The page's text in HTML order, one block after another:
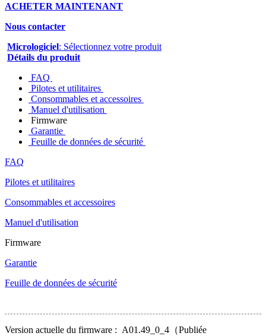
ACHETER MAINTENANT
Nous contacter
Micrologiciel: Sélectionnez votre produit
Détails du produit
FAQ
Pilotes et utilitaires
Consommables et accessoires
Manuel d'utilisation
Firmware
Garantie
Feuille de données de sécurité
FAQ
Pilotes et utilitaires
Consommables et accessoires
Manuel d'utilisation
Firmware
Garantie
Feuille de données de sécurité
Version actuelle du firmware : A01.49_0_4（Publiée